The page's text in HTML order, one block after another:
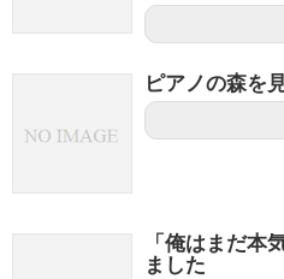
ピアノの森を
「俺はまだ本
ました